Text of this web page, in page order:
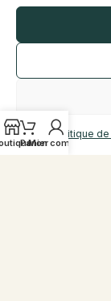
Politique
une
différents
disponibles
pratiques.
Nos
Panier
Mon compte